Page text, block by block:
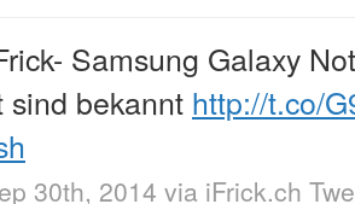
Samsung Galaxy
sind bekannt http://t.co/
30th, 2014 via iFrick.ch